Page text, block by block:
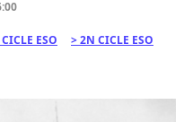
ESO
2N CICLE ESO